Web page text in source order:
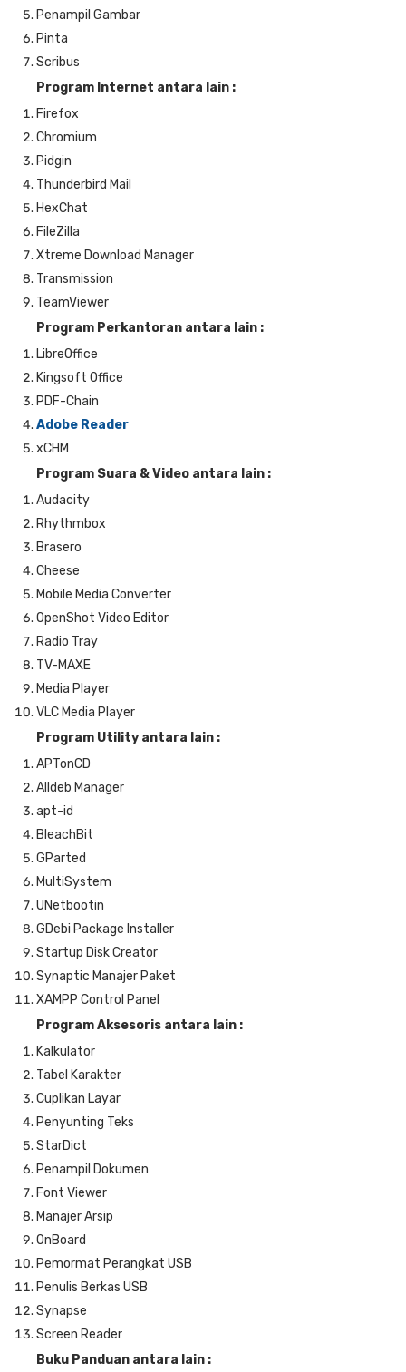
Penampil Gambar
Pinta
Scribus
Program Internet antara lain :
Firefox
Chromium
Pidgin
Thunderbird Mail
HexChat
FileZilla
Xtreme Download Manager
Transmission
TeamViewer
Program Perkantoran antara lain :
LibreOffice
Kingsoft Office
PDF-Chain
Adobe Reader
xCHM
Program Suara & Video antara lain :
Audacity
Rhythmbox
Brasero
Cheese
Mobile Media Converter
OpenShot Video Editor
Radio Tray
TV-MAXE
Media Player
VLC Media Player
Program Utility antara lain :
APTonCD
Alldeb Manager
apt-id
BleachBit
GParted
MultiSystem
UNetbootin
GDebi Package Installer
Startup Disk Creator
Synaptic Manajer Paket
XAMPP Control Panel
Program Aksesoris antara lain :
Kalkulator
Tabel Karakter
Cuplikan Layar
Penyunting Teks
StarDict
Penampil Dokumen
Font Viewer
Manajer Arsip
OnBoard
Pemormat Perangkat USB
Penulis Berkas USB
Synapse
Screen Reader
Buku Panduan antara lain :